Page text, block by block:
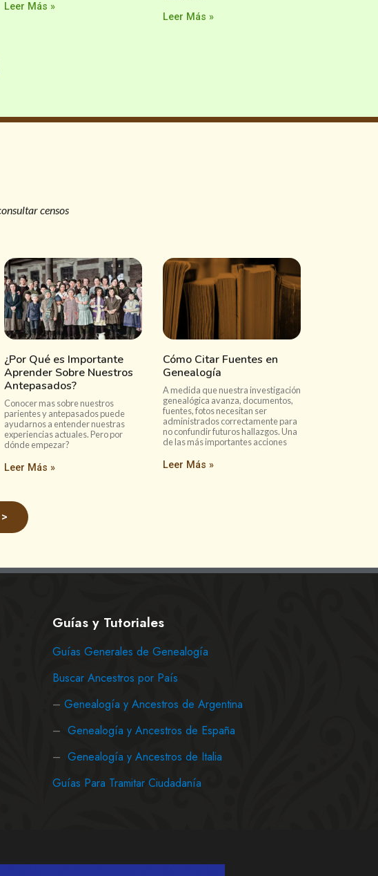
Leer Más »
Leer Más »
censos
¿Por Qué es Importante
Aprender Sobre Nuestros
Antepasados?
Conocer mas sobre nuestros
parientes y antepasados puede
ayudarnos a entender nuestras
experiencias actuales. Pero por
dónde empezar?
Leer Más »
Cómo Citar Fuentes en
Genealogía
A medida que nuestra investigación
genealógica avanza, documentos,
fuentes, fotos necesitan ser
administrados correctamente para
no confundir futuros hallazgos. Una
de las más importantes acciones
Leer Más »
Guías y Tutoriales
Guías Generales de Genealogía
Buscar Ancestros por País
– Genealogía y Ancestros de Argentina
– Genealogía y Ancestros de España
– Genealogía y Ancestros de Italia
Guías Para Tramitar Ciudadanía